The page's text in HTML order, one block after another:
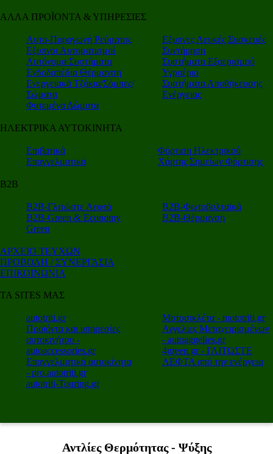
ΑΛΛΑ ΠΡΟΪΟΝΤΑ & ΥΠΗΡΕΣΙΕΣ
Αυτο-Παραγωγή Ρεύματος
Εξυπνοι Αυτοματισμοί
Αυτόνομα Συστήματα
Ενδοδαπέδια Θέρμανση
Ενεργειακά Τζάκια/Σόμπες/
Σώματα
Φυτεμένα Δώματα
Εξυπνες Λευκές Συσκευές
Συντήρηση
Συστήματα Εξαερισμού
Υγραέριο
Συστήματα Αποθήκευσης
Ενέργειας
ΗΛΕΚΤΡΙΚΑ ΑΥΤΟΚΙΝΗΤΑ
Επιβατικά
Επαγγελματικά
Φόρτιση Ηλεκτρικού
Χάρτης Σημείων Φόρτισης
Β2Β
Β2Β-Γλιτώστε Λεφτά
Β2Β-Green & Economy
Green
Β2Β-Φωτοβολταϊκά
Β2Β-Θέρμανση
ΑΡΧΕΙΟ ΤΕΥΧΩΝ
ΠΡΟΒΟΛΗ / ΣΥΝΕΡΓΑΣΙΑ
ΕΠΙΚΟΙΝΩΝΙΑ
ΤΑ SITES ΜΑΣ
autotriti.gr
Προϊόντα και υπηρεσίες
αυτοκινήτου -
autoaccessories.gr
Επαγγελματικά αυτοκίνητα
- pro.autotriti.gr
autotriti-Touring.gr
Μοτοσικλέτα - mototriti.gr
Αγγελιες Μεταχειρισμένων
- autoaggelies.gr
4green.gr - ΓΛΙΤΩΣΤΕ
ΛΕΦΤΑ από την ενέργεια
Αντλίες Θερμότητας - Ψύξης